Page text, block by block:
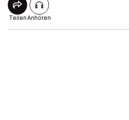
TeilenAnhören